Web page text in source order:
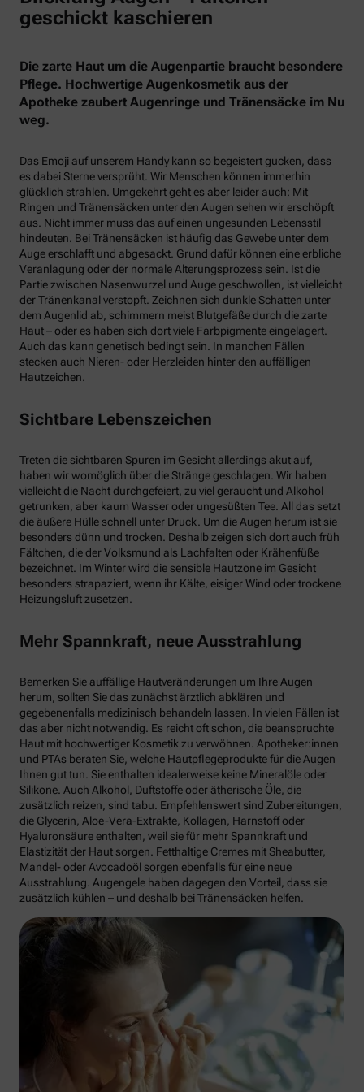
geschickt kaschieren
Die zarte Haut um die Augenpartie braucht besondere
Pflege. Hochwertige Augenkosmetik aus der
Apotheke zaubert Augenringe und Tränensäcke im Nu
weg.
Das Emoji auf unserem Handy kann so begeistert gucken, dass
es dabei Sterne versprüht. Wir Menschen können immerhin
glücklich strahlen. Umgekehrt geht es aber leider auch: Mit
Ringen und Tränensäcken unter den Augen sehen wir erschöpft
aus. Nicht immer muss das auf einen ungesunden Lebensstil
hindeuten. Bei Tränensäcken ist häufig das Gewebe unter dem
Auge erschlafft und abgesackt. Grund dafür können eine erbliche
Veranlagung oder der normale Alterungsprozess sein. Ist die
Partie zwischen Nasenwurzel und Auge geschwollen, ist vielleicht
der Tränenkanal verstopft. Zeichnen sich dunkle Schatten unter
dem Augenlid ab, schimmern meist Blutgefäße durch die zarte
Haut – oder es haben sich dort viele Farbpigmente eingelagert.
Auch das kann genetisch bedingt sein. In manchen Fällen
stecken auch Nieren- oder Herzleiden hinter den auffälligen
Hautzeichen.
Sichtbare Lebenszeichen
Treten die sichtbaren Spuren im Gesicht allerdings akut auf,
haben wir womöglich über die Stränge geschlagen. Wir haben
vielleicht die Nacht durchgefeiert, zu viel geraucht und Alkohol
getrunken, aber kaum Wasser oder ungesüßten Tee. All das setzt
die äußere Hülle schnell unter Druck. Um die Augen herum ist sie
besonders dünn und trocken. Deshalb zeigen sich dort auch früh
Fältchen, die der Volksmund als Lachfalten oder Krähenfüße
bezeichnet. Im Winter wird die sensible Hautzone im Gesicht
besonders strapaziert, wenn ihr Kälte, eisiger Wind oder trockene
Heizungsluft zusetzen.
Mehr Spannkraft, neue Ausstrahlung
Bemerken Sie auffällige Hautveränderungen um Ihre Augen
herum, sollten Sie das zunächst ärztlich abklären und
gegebenenfalls medizinisch behandeln lassen. In vielen Fällen ist
das aber nicht notwendig. Es reicht oft schon, die beanspruchte
Haut mit hochwertiger Kosmetik zu verwöhnen. Apotheker:innen
und PTAs beraten Sie, welche Hautpflegeprodukte für die Augen
Ihnen gut tun. Sie enthalten idealerweise keine Mineralöle oder
Silikone. Auch Alkohol, Duftstoffe oder ätherische Öle, die
zusätzlich reizen, sind tabu. Empfehlenswert sind Zubereitungen,
die Glycerin, Aloe-Vera-Extrakte, Kollagen, Harnstoff oder
Hyaluronsäure enthalten, weil sie für mehr Spannkraft und
Elastizität der Haut sorgen. Fetthaltige Cremes mit Sheabutter,
Mandel- oder Avocadoöl sorgen ebenfalls für eine neue
Ausstrahlung. Augengele haben dagegen den Vorteil, dass sie
zusätzlich kühlen – und deshalb bei Tränensäcken helfen.